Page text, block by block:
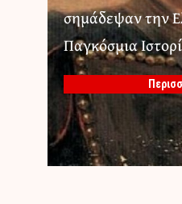
σημάδεψαν την
Παγκόσμια